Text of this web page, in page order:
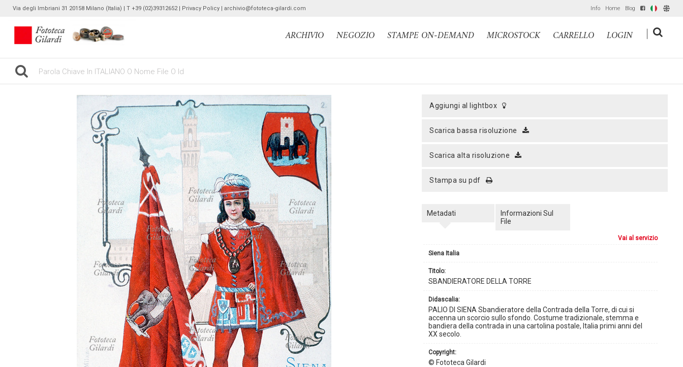
Via degli Imbriani 31 20158 Milano (Italia) | T +39 (02)39312652 | Privacy Policy | archivio@fototeca-gilardi.com Info Home Blog IT EN
gilardinew ARCHIVIO NEGOZIO STAMPE ON-DEMAND MICROSTOCK CARRELLO LOGIN |
aggiungi al lightbox
scarica bassa risoluzione
scarica alta risoluzione
stampa su pdf
Metadati
vai al servizio
Siena Italia
titolo:
SBANDIERATORE DELLA TORRE
didascalia:
PALIO DI SIENA Sbandieratore della Contrada della Torre, di cui si
accenna un scorcio sullo sfondo. Costume tradizionale, stemma e
bandiera della contrada in una cartolina postale, Italia primi anni del
XX secolo.
copyright:
© Fototeca Gilardi
Informazioni Sul
File